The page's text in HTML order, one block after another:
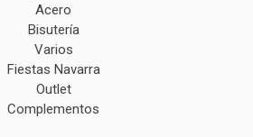
Acero
Bisutería
Varios
Fiestas Navarra
Outlet
Complementos